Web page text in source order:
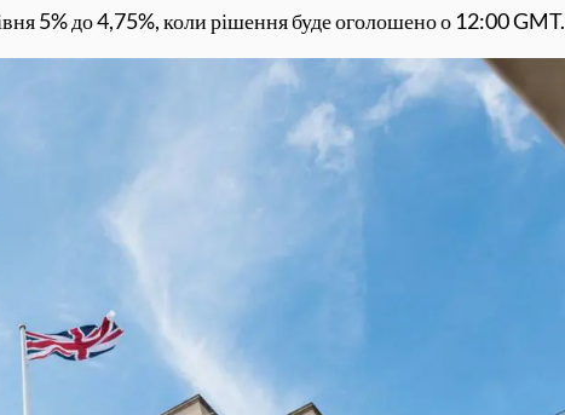
5% до 4,75%, коли рішення буде оголошено о 12:00 GMT.